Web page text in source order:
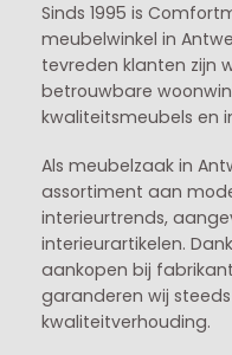
Sinds 1995 is
meubelwinkel in
tevreden klanten zijn
betrouwbare
kwaliteitsmeubels en
Als meubelzaak in
assortiment aan
interieurtrends,
interieurartikelen.
aankopen bij
garanderen wij
kwaliteitverhouding.